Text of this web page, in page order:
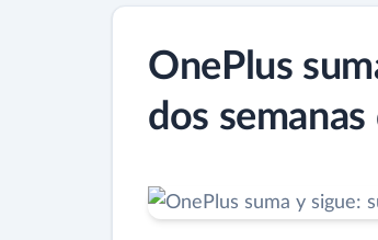
OnePlus
dos